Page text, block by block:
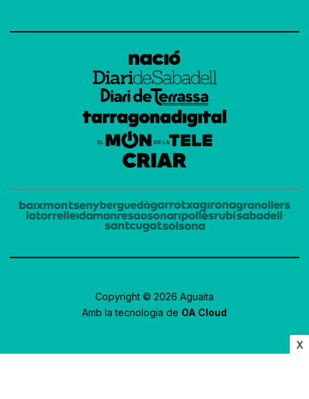
X
Copyright © 2026 Aguaita
Amb la tecnologia de OA Cloud